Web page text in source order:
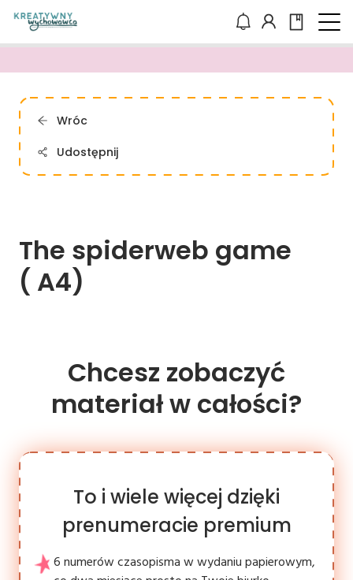
Wróc
Udostępnij
The spiderweb game
( A4)
Chcesz zobaczyć
materiał w całości?
To i wiele więcej dzięki
prenumeracie premium
6 numerów czasopisma w wydaniu papierowym,